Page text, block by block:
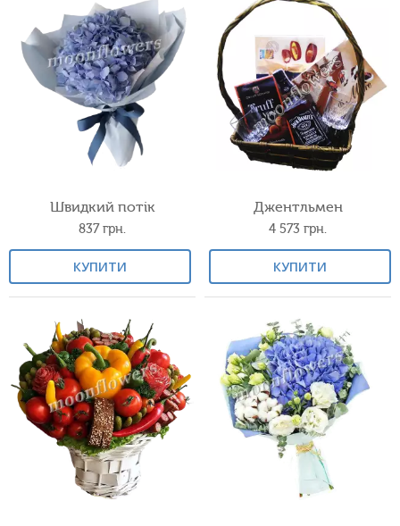
Швидкий потік
837грн.
КУПИТИ
Джентльмен
4 573 грн.
КУПИТИ